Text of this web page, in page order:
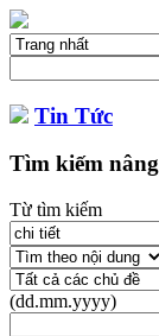
Tin Tức
Tìm kiếm
Từ tìm kiếm
(dd.mm.yyyy)